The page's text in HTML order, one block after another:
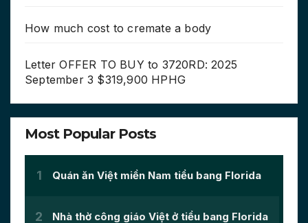
How much cost to cremate a body
Letter OFFER TO BUY to 3720RD: 2025
September 3 $319,900 HPHG
Most Popular Posts